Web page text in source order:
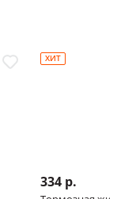
ХИТ
334 р.